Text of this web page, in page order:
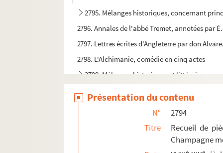
2795. Mélanges historiques, concernant
2796. Annales de l'abbé Tremet, annotées par
2797. Lettres écrites d'Angleterre par don
2798. L'Alchimanie, comédie en cinq actes
2799. Mélanges historiques et littéraires,
2803. Recueil de pièces relatives à l'histoire
Présentation du contenu
N°
2794
Titre
Recueil de
Champagne